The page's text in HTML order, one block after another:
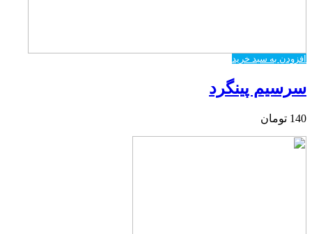
افزودن به سبد خرید
سرسیم پینگرد
140 تومان